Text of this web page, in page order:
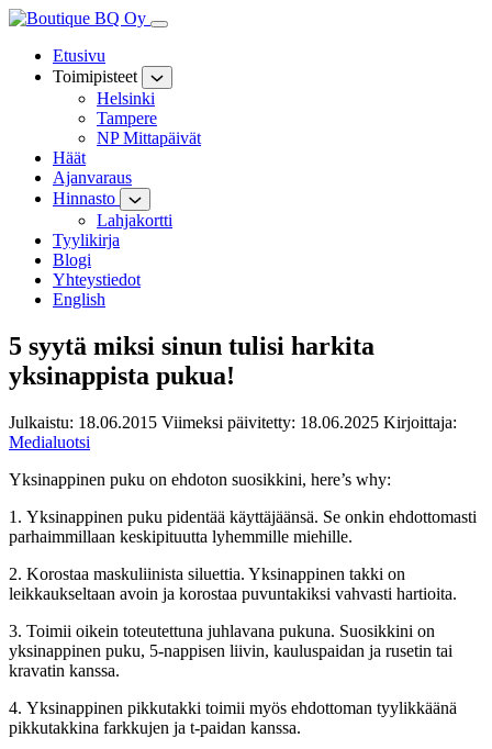
Hyppää
Etusivu
Toimipisteet
Helsinki
Tampere
NP Mittapäivät
Häät
Ajanvaraus
Hinnasto
Lahjakortti
Tyylikirja
Blogi
Yhteystiedot
English
5 syytä miksi sinun tulisi harkita
yksinappista pukua!
Julkaistu: 18.06.2015 Viimeksi päivitetty: 18.06.2025 Kirjoittaja:
Medialuotsi
Yksinappinen puku on ehdoton suosikkini, here’s why:
1. Yksinappinen puku pidentää käyttäjäänsä. Se onkin ehdottomasti
parhaimmillaan keskipituutta lyhemmille miehille.
2. Korostaa maskuliinista siluettia. Yksinappinen takki on
leikkaukseltaan avoin ja korostaa puvuntakiksi vahvasti hartioita.
3. Toimii oikein toteutettuna juhlavana pukuna. Suosikkini on
yksinappinen puku, 5-nappisen liivin, kauluspaidan ja rusetin tai
kravatin kanssa.
4. Yksinappinen pikkutakki toimii myös ehdottoman tyylikkäänä
pikkutakkina farkkujen ja t-paidan kanssa.